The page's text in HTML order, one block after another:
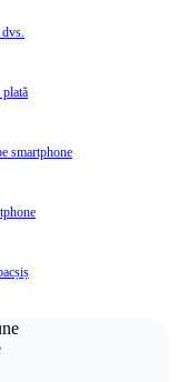
smartphone